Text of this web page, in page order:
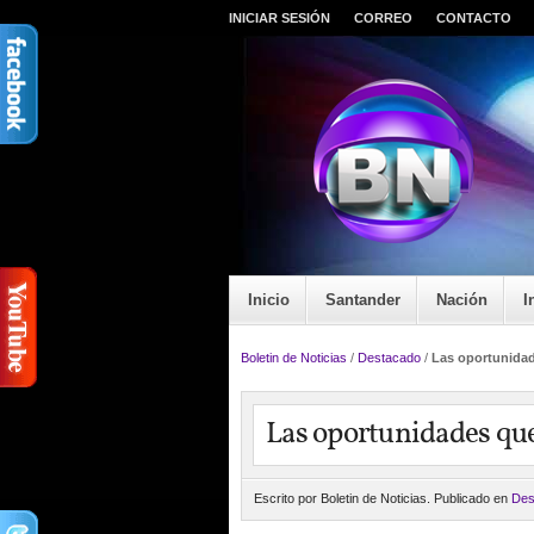
INICIAR SESIÓN CORREO CONTACTO
Inicio Santander Nación
Boletin de Noticias / Destacado / Las
Las oportunidades
Escrito por Boletin de Noticias. Publicado en